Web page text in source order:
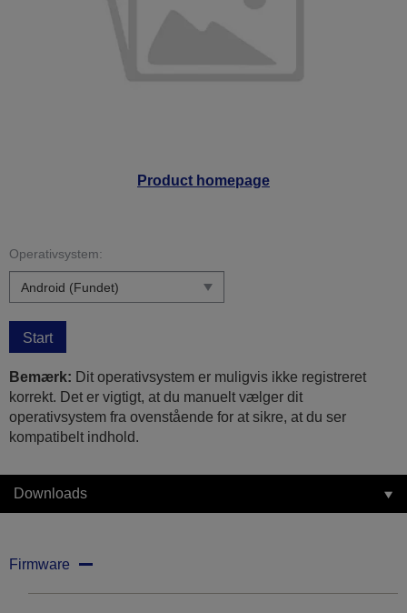
Product homepage
Operativsystem:
Start
Bemærk: Dit operativsystem er muligvis ikke registreret
korrekt. Det er vigtigt, at du manuelt vælger dit
operativsystem fra ovenstående for at sikre, at du ser
kompatibelt indhold.
Downloads
Firmware